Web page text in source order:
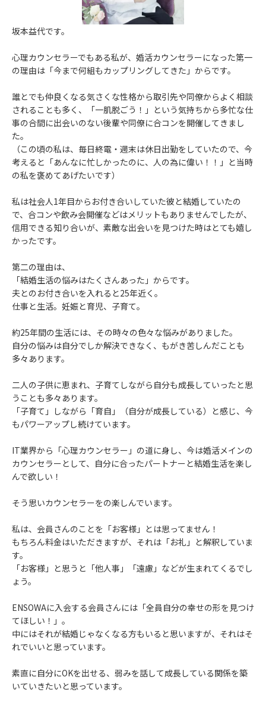
坂本益代です。
心理カウンセラーでもある私が、婚活カウンセラーになった第一
の理由は「今まで何組もカップリングしてきた」からです。
誰とでも仲良くなる気さくな性格から取引先や同僚からよく相談
されることも多く、「一肌脱ごう！」という気持ちから多忙な仕
事の合間に出会いのない後輩や同僚に合コンを開催してきまし
た。
（この頃の私は、毎日終電・週末は休日出勤をしていたので、今
考えると「あんなに忙しかったのに、人の為に偉い！！」と当時
の私を褒めてあげたいです）
私は社会人1年目からお付き合いしていた彼と結婚していたの
で、合コンや飲み会開催などはメリットもありませんでしたが、
信用できる知り合いが、素敵な出会いを見つけた時はとても嬉し
かったです。
第二の理由は、
「結婚生活の悩みはたくさんあった」からです。
夫とのお付き合いを入れると25年近く。
仕事と生活。妊娠と育児、子育て。
約25年間の生活には、その時々の色々な悩みがありました。
自分の悩みは自分でしか解決できなく、もがき苦しんだことも
多々あります。
二人の子供に恵まれ、子育てしながら自分も成長していったと思
うことも多々あります。
「子育て」しながら「育自」（自分が成長している）と感じ、今
もパワーアップし続けています。
IT業界から「心理カウンセラー」の道に身し、今は婚活メインの
カウンセラーとして、自分に合ったパートナーと結婚生活を楽し
んで欲しい！
そう思いカウンセラーをの楽しんでいます。
私は、会員さんのことを「お客様」とは思ってません！
もちろん料金はいただきますが、それは「お礼」と解釈していま
す。
「お客様」と思うと「他人事」「遠慮」などが生まれてくるでし
ょう。
ENSOWAに入会する会員さんには「全員自分の幸せの形を見つけ
てほしい！」。
中にはそれが結婚じゃなくなる方もいると思いますが、それはそ
れでいいと思っています。
素直に自分にOKを出せる、弱みを話して成長している関係を築
いていきたいと思っています。